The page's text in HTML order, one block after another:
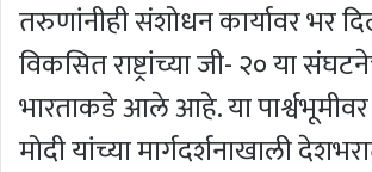
तरुणांनीही संशोधन कार्यावर भर
विकसित राष्ट्रांच्या जी- २० या
भारताकडे आले आहे. या पार्श्वभूमीवर
मोदी यांच्या मार्गदर्शनाखाली